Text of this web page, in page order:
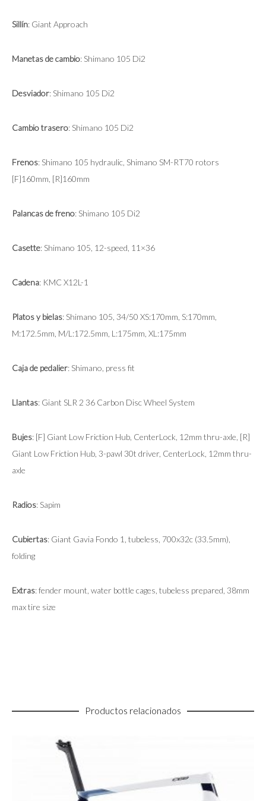
Sillín: Giant Approach
Manetas de cambio: Shimano 105 Di2
Desviador: Shimano 105 Di2
Cambio trasero: Shimano 105 Di2
Frenos: Shimano 105 hydraulic, Shimano SM-RT70 rotors
[F]160mm, [R]160mm
Palancas de freno: Shimano 105 Di2
Casette: Shimano 105, 12-speed, 11×36
Cadena: KMC X12L-1
Platos y bielas: Shimano 105, 34/50 XS:170mm, S:170mm,
M:172.5mm, M/L:172.5mm, L:175mm, XL:175mm
Caja de pedalier: Shimano, press fit
Llantas: Giant SLR 2 36 Carbon Disc Wheel System
Bujes: [F] Giant Low Friction Hub, CenterLock, 12mm thru-axle, [R]
Giant Low Friction Hub, 3-pawl 30t driver, CenterLock, 12mm thru-
axle
Radios: Sapim
Cubiertas: Giant Gavia Fondo 1, tubeless, 700x32c (33.5mm),
folding
Extras: fender mount, water bottle cages, tubeless prepared, 38mm
max tire size
Productos relacionados